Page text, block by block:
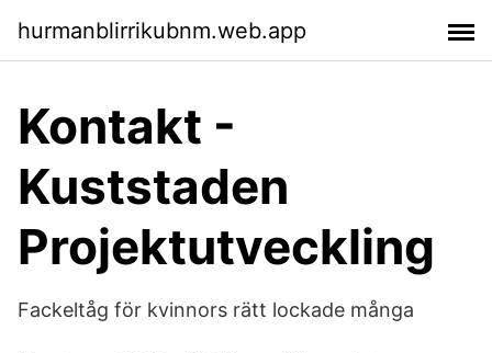
hurmanblirrikubnm.web.app
Kontakt -
Kuststaden
Projektutveckling
Fackeltåg för kvinnors rätt lockade många